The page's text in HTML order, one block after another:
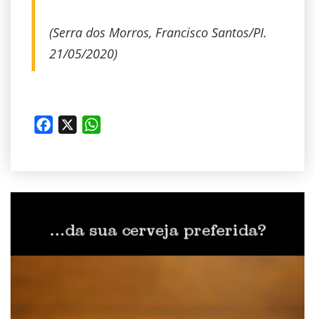
(Serra dos Morros, Francisco Santos/PI.
21/05/2020)
Facebook